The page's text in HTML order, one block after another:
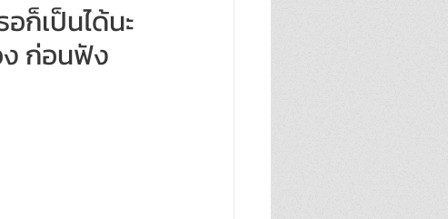
ก็เป็นได้นะ
ง ก่อนฟัง